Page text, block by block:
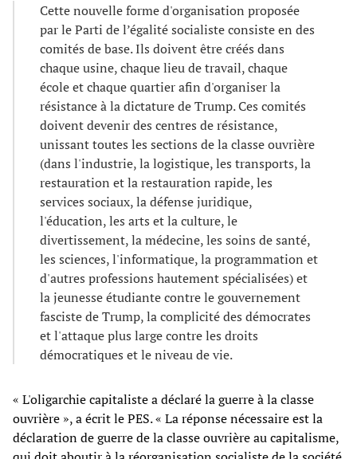
Cette nouvelle forme d'organisation proposée
par le Parti de l’égalité socialiste consiste en des
comités de base. Ils doivent être créés dans
chaque usine, chaque lieu de travail, chaque
école et chaque quartier afin d'organiser la
résistance à la dictature de Trump. Ces comités
doivent devenir des centres de résistance,
unissant toutes les sections de la classe ouvrière
(dans l'industrie, la logistique, les transports, la
restauration et la restauration rapide, les
services sociaux, la défense juridique,
l'éducation, les arts et la culture, le
divertissement, la médecine, les soins de santé,
les sciences, l'informatique, la programmation et
d'autres professions hautement spécialisées) et
la jeunesse étudiante contre le gouvernement
fasciste de Trump, la complicité des démocrates
et l'attaque plus large contre les droits
démocratiques et le niveau de vie.
« L'oligarchie capitaliste a déclaré la guerre à la classe
ouvrière », a écrit le PES. « La réponse nécessaire est la
déclaration de guerre de la classe ouvrière au capitalisme,